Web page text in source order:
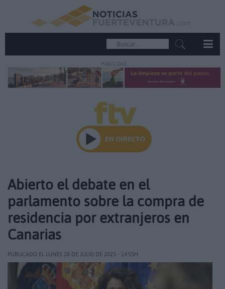
PUBLICIDAD
Abierto el debate en el
parlamento sobre la compra de
residencia por extranjeros en
Canarias
PUBLICADO EL LUNES 28 DE JULIO DE 2025 - 14:55H